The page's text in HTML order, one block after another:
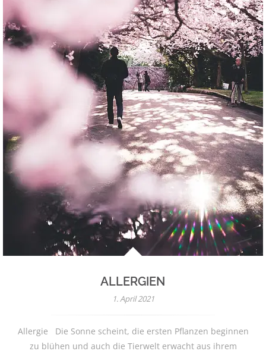
ALLERGIEN
1. April 2021
Allergie Die Sonne scheint, die ersten Pflanzen beginnen
zu blühen und auch die Tierwelt erwacht aus ihrem